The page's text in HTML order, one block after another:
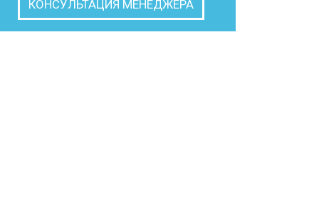
КОНСУЛЬТАЦИЯ МЕНЕДЖЕРА